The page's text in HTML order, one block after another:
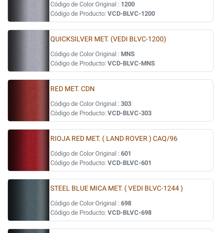
Código de Color Original : 1200
Código de Producto: VCD-BLVC-1200
QUICKSILVER MET. (VEDI BLVC-1200)
Código de Color Original : MNS
Código de Producto: VCD-BLVC-MNS
RED MET. CDN
Código de Color Original : 303
Código de Producto: VCD-BLVC-303
RIOJA RED MET. ( LAND ROVER ) CAQ/96
Código de Color Original : 601
Código de Producto: VCD-BLVC-601
STEEL BLUE MICA MET. ( VEDI BLVC-1244 )
Código de Color Original : 698
Código de Producto: VCD-BLVC-698